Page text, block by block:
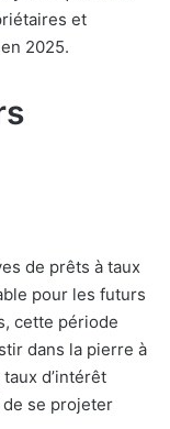
et
2025.
de prêts à taux
pour les futurs
cette période
dans la pierre à
d’intérêt
se projeter